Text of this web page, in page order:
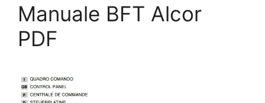
Manuale BFT Alcor
PDF